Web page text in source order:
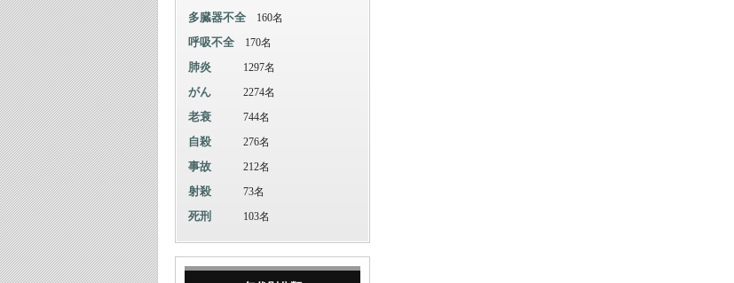
多臓器不全 160名
呼吸不全 170名
肺炎 1297名
がん 2274名
老衰 744名
自殺 276名
事故 212名
射殺 73名
死刑 103名